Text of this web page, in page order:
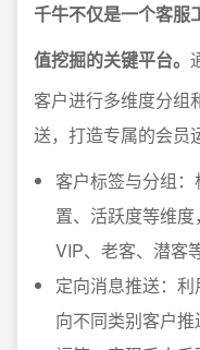
千牛不仅是一个客服
值挖掘的关键平台。
客户进行多维度分组
送，打造专属的会员
客户标签与分组
置、活跃度等维
VIP、老客、潜客
定向消息推送：利
向不同类别客户